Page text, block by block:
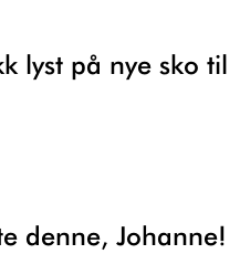
denne, Johanne!